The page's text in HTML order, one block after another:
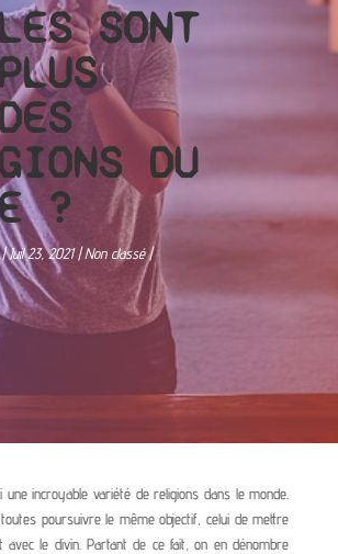
SONT
DU
?
Juil 23, 2021 Non classé
une incroyable variété de religions dans le monde.
poursuivre le même objectif, celui de mettre
avec le divin. Partant de ce fait, on en dénombre